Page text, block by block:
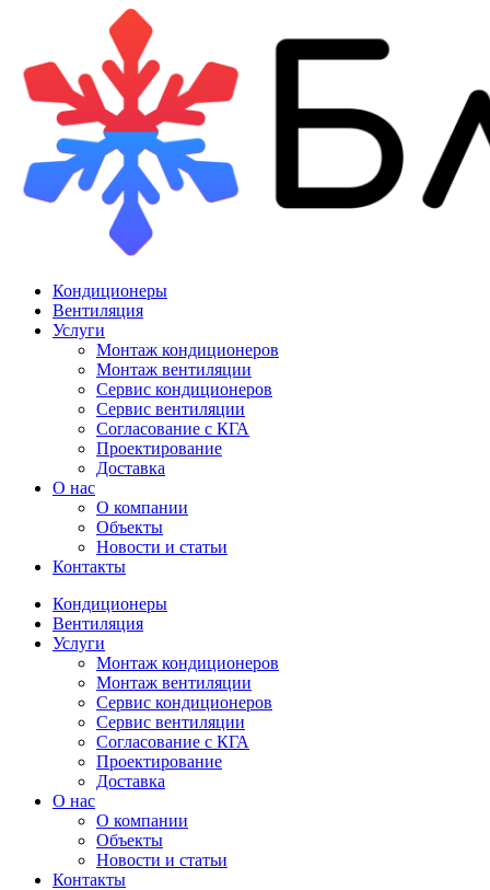
Кондиционеры
Вентиляция
Услуги
Монтаж кондиционеров
Монтаж вентиляции
Сервис кондиционеров
Сервис вентиляции
Согласование с КГА
Проектирование
Доставка
О нас
О компании
Объекты
Новости и статьи
Контакты
Кондиционеры
Вентиляция
Услуги
Монтаж кондиционеров
Монтаж вентиляции
Сервис кондиционеров
Сервис вентиляции
Согласование с КГА
Проектирование
Доставка
О нас
О компании
Объекты
Новости и статьи
Контакты